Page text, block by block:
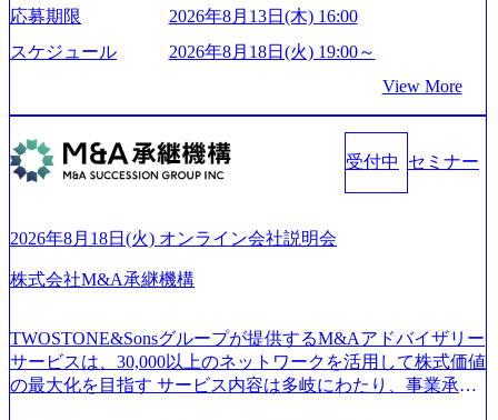
mages/20250502152751_46c65543-87ef-4e86-a85a-8649e1c532f9
_956x512.webp https://storage.googleapis.com/our-vision-producti
on.appspot.com/public/images/20250502152804_ba6aaa1a-9ffc-4f
m/our-vision-production.appspot.com/public/images/202505021528
ンプレクス社は、FinTech領域に強みを持つITコンサルティ
ング会社で、NRI、NTTDATAと同じく世界のFinTech Ranki
ngsTop 100企業にも選出されている。ITコンサルティング、
特長 ビジネスへの深い理解を持つコンサルタントが集うXs
pearと、最先端テクノロジーに深い知見を持つシンプレクス
社またはグループ会社との協力体制を築いている Xspear社
sion-production.appspot.com/public/images/20240925204111_caa9
4e4b-6aae-45a6-a0ce-b98154c816a2_1153x543.webp メンバー情
報 (https://www.xspear.co.jp/member/)一部抜粋 - 伊勢山 昇吾氏:
て未来を創造し、社会課題の解決に貢献することを目指し
ている Mission:私たちの技術/私たちの対話 Vision:夢を未来
話 IoT社会の浸透、AIの加速等により半導体需要は世界中で
急伸長しており、それに伴い半導体製造装置の需要も伸長
中 https://storage.googleapis.com/our-vision-production.appspot.co
m/public/images/20260224131045_0fee4978-bb25-43a7-a367-542
6b95cd599_1200x543.webp https://storage.googleapis.com/our-visi
cb8-329e-4a45-a8f5-73d9728b2cd7_1200x486.webp https://storag
e.googleapis.com/our-vision-production.appspot.com/public/image
s/20260224131100_d8b3379f-6e64-4566-aea4-924f21977d35_120
0x460.webp https://storage.googleapis.com/our-vision-production.a
810e-138e27965ee8_1200x386.webp グローバル人財育成を目
的とした「語学研修」、効果的なプレゼンのポイントを掴
み実践に強くなるための「プレゼン研修」、自社キャリア
アドバイザーによる自身のキャリア構築をめざす「キャリ
応募期限
2026年8月13日(木) 16:00
スケジュール
2026年8月18日(火) 19:00～
View More
受付中 セミナー
2026年8月18日(火) オンライン会社説明会
株式会社M&A承継機構
TWOSTONE&Sonsグループが提供するM&Aアドバイザリー
サービスは、30,000以上のネットワークを活用して株式価値
の最大化を目指す サービス内容は多岐にわたり、事業承継